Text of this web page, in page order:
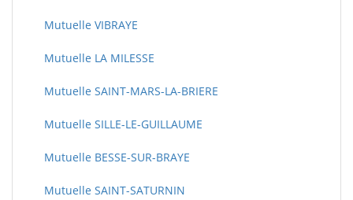
Mutuelle VIBRAYE
Mutuelle LA MILESSE
Mutuelle SAINT-MARS-LA-BRIERE
Mutuelle SILLE-LE-GUILLAUME
Mutuelle BESSE-SUR-BRAYE
Mutuelle SAINT-SATURNIN